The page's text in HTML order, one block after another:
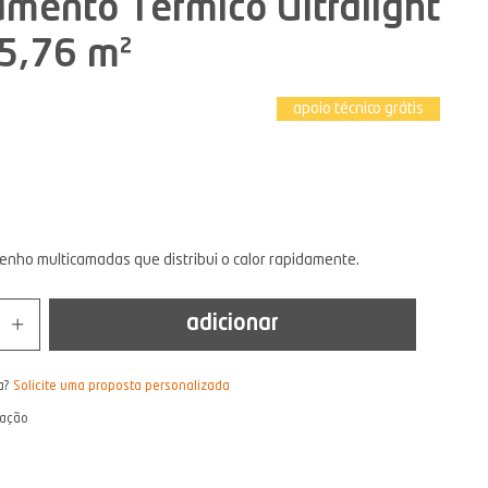
Térmico Ultralight
m²
apoio técnico grátis
multicamadas que distribui o calor rapidamente.
adicionar
Solicite uma proposta personalizada